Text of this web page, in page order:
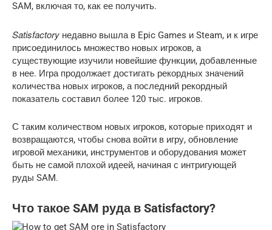
SAM, включая то, как ее получить.
Satisfactory недавно вышла в Epic Games и Steam, и к игре
присоединилось множество новых игроков, а
существующие изучили новейшие функции, добавленные
в нее. Игра продолжает достигать рекордных значений
количества новых игроков, а последний рекордный
показатель составил более 120 тыс. игроков.
С таким количеством новых игроков, которые приходят и
возвращаются, чтобы снова войти в игру, обновление
игровой механики, инструментов и оборудования может
быть не самой плохой идеей, начиная с интригующей
руды SAM.
Что такое SAM руда в Satisfactory?